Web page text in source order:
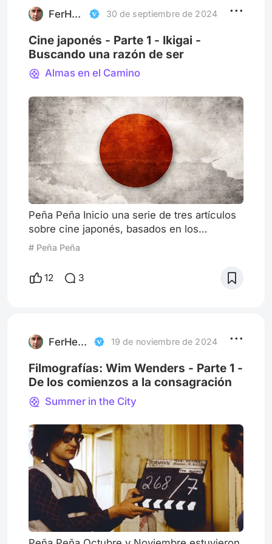
encuentros mensuales presenciales. E
FerHerrera 30 de septiembre de 2024
Cine japonés - Parte 1 - Ikigai -
Buscando una razón de ser
Almas en el Camino
Peña Peña Inicio una serie de tres artículos
sobre cine japonés, basados en los
encuentros de la Peña de cada miércoles,
anteriores. Vamos a intentar un camino
hacia la esencialidad, por eso empezaremos
atención del mundo. La idea es enc
# Peña Peña
12 3
FerHerrera 19 de noviembre de 2024
Filmografías: Wim Wenders - Parte 1 -
De los comienzos a la consagración
Summer in the City